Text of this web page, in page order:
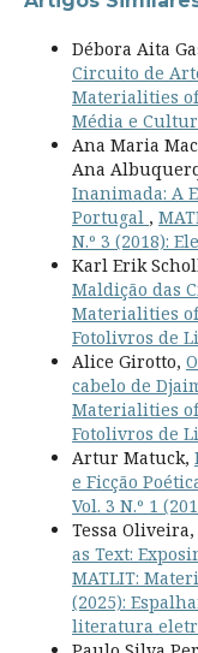
Débora Aita
Circuito de
Materialities of
Média e
Ana Maria
Ana
Inanimada: A
Portugal ,
N.º 3 (2018):
Karl Erik
Maldição das
Materialities of
Fotolivros de
Alice Girotto,
cabelo de
Materialities of
Fotolivros de
Artur Matuck,
e Ficção
Vol. 3 N.º 1
Tessa Oliveira,
as Text:
MATLIT:
(2025):
literatura